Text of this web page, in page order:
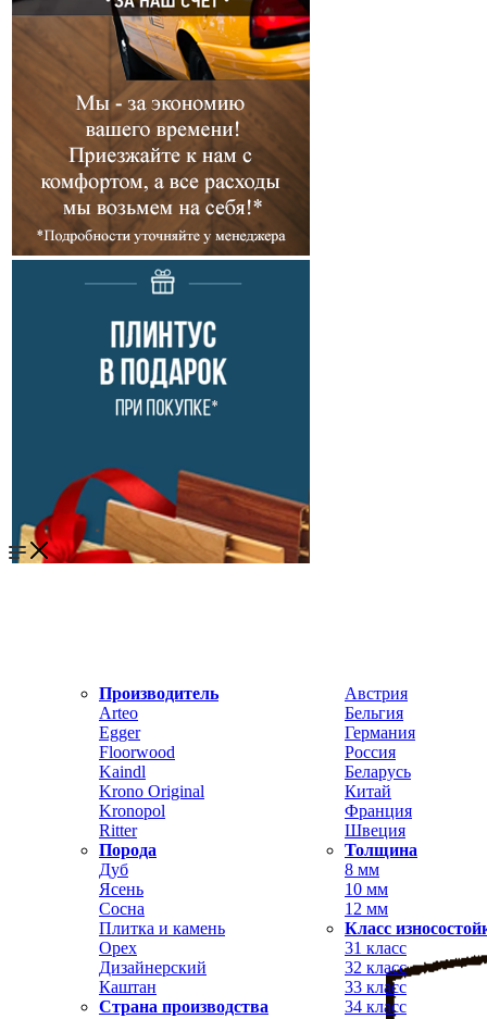
Производитель
Arteo
Egger
Floorwood
Kaindl
Krono Original
Kronopol
Ritter
Порода
Дуб
Ясень
Сосна
Плитка и камень
Орех
Дизайнерский
Каштан
Страна производства
Австрия
Бельгия
Германия
Россия
Беларусь
Китай
Франция
Швеция
Толщина
8 мм
10 мм
12 мм
Класс
31 класс
32 класс
33 класс
34 класс